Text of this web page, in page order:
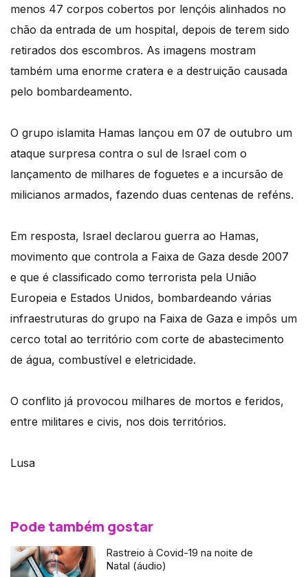
menos 47 corpos cobertos por lençóis alinhados no
chão da entrada de um hospital, depois de terem sido
retirados dos escombros. As imagens mostram
também uma enorme cratera e a destruição causada
pelo bombardeamento.
O grupo islamita Hamas lançou em 07 de outubro um
ataque surpresa contra o sul de Israel com o
lançamento de milhares de foguetes e a incursão de
milicianos armados, fazendo duas centenas de reféns.
Em resposta, Israel declarou guerra ao Hamas,
movimento que controla a Faixa de Gaza desde 2007
e que é classificado como terrorista pela União
Europeia e Estados Unidos, bombardeando várias
infraestruturas do grupo na Faixa de Gaza e impôs um
cerco total ao território com corte de abastecimento
de água, combustível e eletricidade.
O conflito já provocou milhares de mortos e feridos,
entre militares e civis, nos dois territórios.
Lusa
Pode também gostar
Rastreio à Covid-19 na noite de
Natal (áudio)